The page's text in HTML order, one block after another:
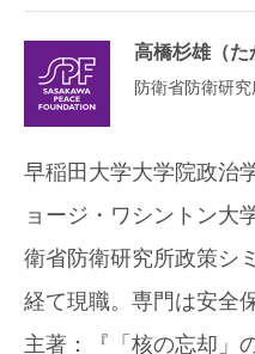
高橋杉雄（た
防衛省防衛研
早稲田大学大学院政治
ョージ・ワシントン大
衛省防衛研究所政策シ
経て現職。専門は安全
主著：『「核の忘却」